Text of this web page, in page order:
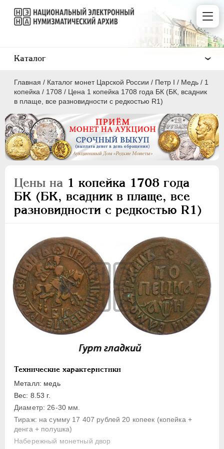
Главная / Каталог монет Царской России / Пeтр I / Медь / 1
копейка / 1708 / Цена 1 копейка 1708 года БК (БК, всадник
в плаще, все разновидности с редкостью R1)
Цены на 1 копейка 1708 года
БК (БК, всадник в плаще, все
разновидности с редкостью R1)
Технические характеристики
Металл: медь
Вес: 8.53 г.
Диаметр: 26-30 мм.
Тираж: на сумму 17 407 рублей 20 копеек (копейка +
денга + полушка)
Набережный монетный двор
Каталог
ПEТР I 1699 - 1725
Серебро
Медь
5 копеек
Полушка
Полполушки
Пробные
Для Речи Посполитой
Монетовидные жетоны
ЕКАТЕРИНА I 1725-1727
1727-1729
АННА ИОАННОВНА
ИОАНН АНТОНОВИЧ
ЕЛИЗАВЕТА
ПЕТР III 1762-1762
ЕКАТЕРИНА II 1762-1796
ПАВЕЛ I
1796-1801